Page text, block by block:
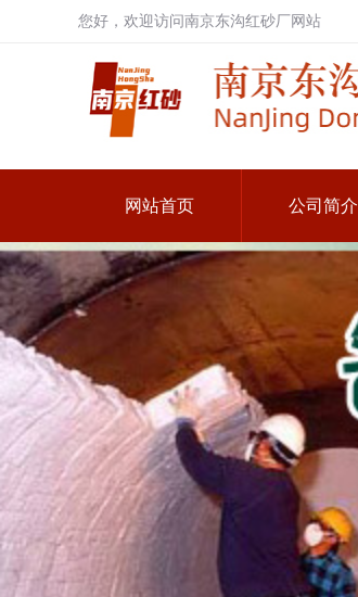
您好，欢迎访问南京东沟红砂厂网站
网站首页 公司简介